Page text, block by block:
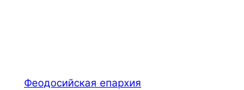
Феодосийская епархия